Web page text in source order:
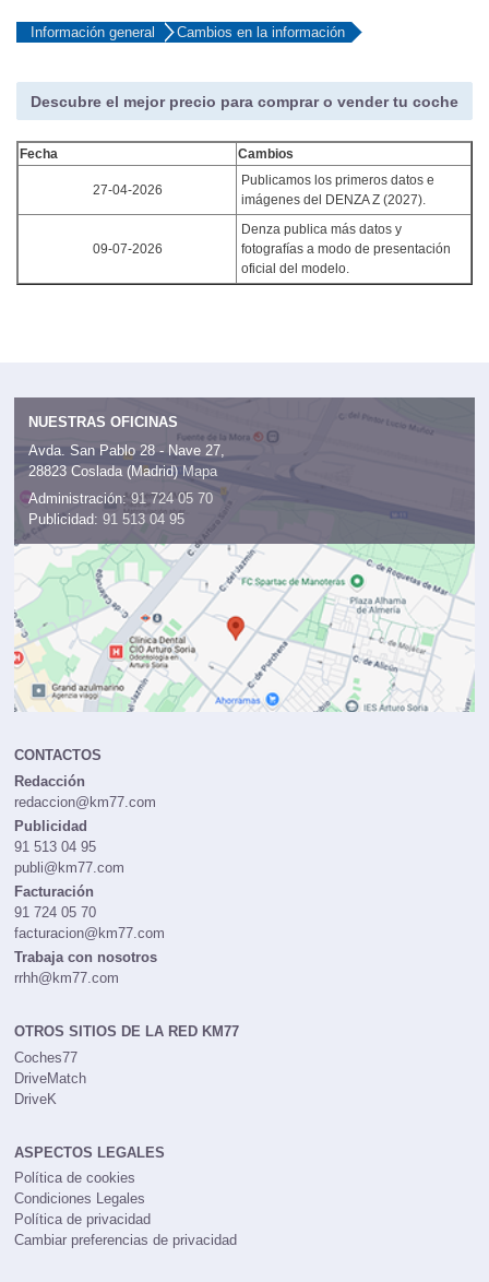
Información general Cambios en la información
Descubre el mejor precio para comprar o vender tu coche
Fecha Cambios
27-04-2026
Publicamos los primeros datos e
imágenes del DENZA Z (2027).
09-07-2026
Denza publica más datos y
fotografías a modo de presentación
oficial del modelo.
NUESTRAS OFICINAS
Avda. San Pablo 28 - Nave 27,
28823 Coslada (Madrid) Mapa
Administración: 91 724 05 70
Publicidad: 91 513 04 95
CONTACTOS
Redacción
redaccion@km77.com
Publicidad
91 513 04 95
publi@km77.com
Facturación
91 724 05 70
facturacion@km77.com
Trabaja con nosotros
rrhh@km77.com
OTROS SITIOS DE LA RED KM77
Coches77
DriveMatch
DriveK
ASPECTOS LEGALES
Política de cookies
Condiciones Legales
Política de privacidad
Cambiar preferencias de privacidad